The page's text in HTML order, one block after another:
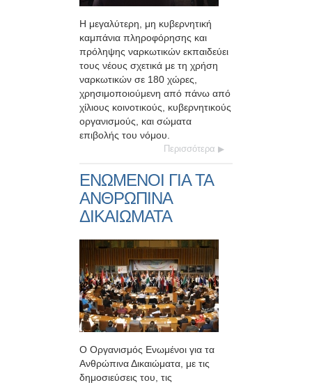
Η μεγαλύτερη, μη κυβερνητική
καμπάνια πληροφόρησης και
πρόληψης ναρκωτικών εκπαιδεύει
τους νέους σχετικά με τη χρήση
ναρκωτικών σε 180 χώρες,
χρησιμοποιούμενη από πάνω από
χίλιους κοινοτικούς, κυβερνητικούς
οργανισμούς, και σώματα
επιβολής του νόμου.
Περισσότερα
ΕΝΩΜΕΝΟΙ ΓΙΑ ΤΑ
ΑΝΘΡΩΠΙΝΑ
ΔΙΚΑΙΩΜΑΤΑ
Ο Οργανισμός Ενωμένοι για τα
Ανθρώπινα Δικαιώματα, με τις
δημοσιεύσεις του, τις